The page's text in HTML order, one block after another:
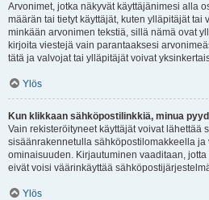
Arvonimet, jotka näkyvät käyttäjänimesi alla
määrän tai tietyt käyttäjät, kuten ylläpitäjät tai
minkään arvonimen tekstiä, sillä nämä ovat
kirjoita viestejä vain parantaaksesi
tätä ja valvojat tai ylläpitäjät voivat
Ylös
Kun klikkaan sähköpostilinkkiä, minua
Vain rekisteröityneet käyttäjät voivat lähettää
sisäänrakennetulla sähköpostilomakkeella
ominaisuuden. Kirjautuminen vaaditaan,
eivät voisi väärinkäyttää
Ylös